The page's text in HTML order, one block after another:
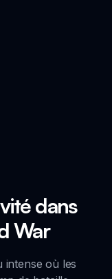
dans
War
intense où les